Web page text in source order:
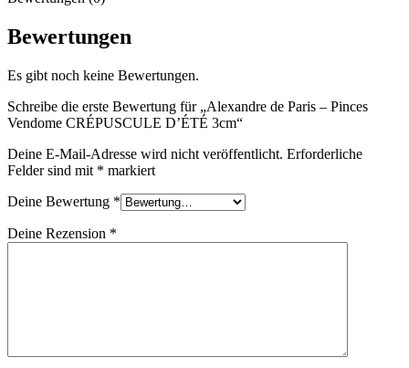
Bewertungen
Es gibt noch keine Bewertungen.
Schreibe die erste Bewertung für „Alexandre de Paris – Pinces
Vendome CRÉPUSCULE D’ÉTÉ 3cm“
Deine E-Mail-Adresse wird nicht veröffentlicht. Erforderliche
Felder sind mit * markiert
Deine Bewertung *
Deine Rezension *